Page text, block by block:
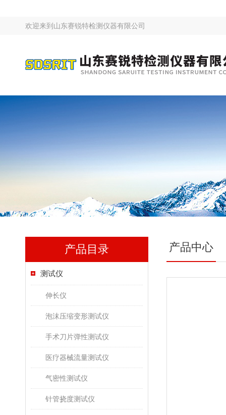
欢迎来到 山东赛锐特检测仪器有限公司
产品目录
测试仪
伸长仪
泡沫压缩变形测试仪
手术刀片弹性测试仪
医疗器械流量测试仪
气密性测试仪
针管挠度测试仪
产品中心